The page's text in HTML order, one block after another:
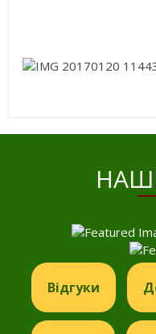
Відгуки